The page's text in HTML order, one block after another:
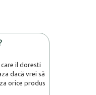
il doresti
dacă vrei să
orice produs